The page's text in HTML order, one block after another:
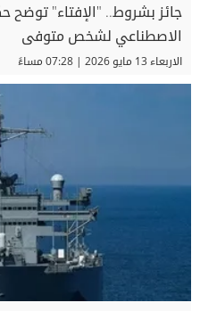
جائز بشروط.. "الإفتاء" توضح
الاصطناعي لشخص متوفى
الاربعاء 13 مايو 2026 | 07:28 مساءً